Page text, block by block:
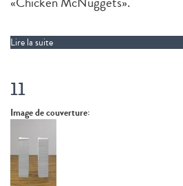
Lire la suite
11
Image de couverture: